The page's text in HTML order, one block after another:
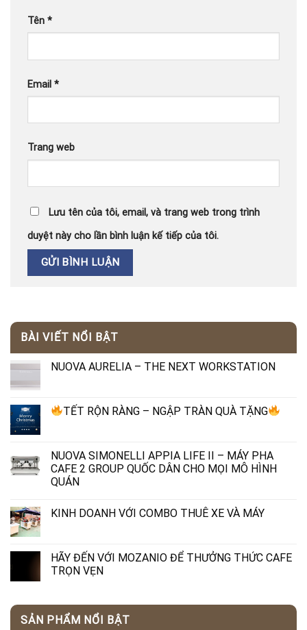
Tên *
Email *
Trang web
Lưu tên của tôi, email, và trang web trong trình
duyệt này cho lần bình luận kế tiếp của tôi.
BÀI VIẾT NỔI BẬT
NUOVA AURELIA – THE NEXT WORKSTATION
TẾT RỘN RÀNG – NGẬP TRÀN QUÀ TẶNG
NUOVA SIMONELLI APPIA LIFE II – MÁY PHA
CAFE 2 GROUP QUỐC DÂN CHO MỌI MÔ HÌNH
QUÁN
KINH DOANH VỚI COMBO THUÊ XE VÀ MÁY
HÃY ĐẾN VỚI MOZANIO ĐỂ THƯỞNG THỨC CAFE
TRỌN VẸN
SẢN PHẨM NỔI BẬT